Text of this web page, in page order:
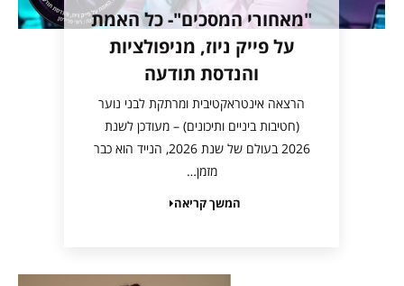
"מאחורי המסכים"- כל האמת
על פייק ניוז, מניפולציות
והנדסת תודעה
הרצאה אינטראקטיבית ומרתקת לבני נוער
(חטיבות ביניים ותיכונים) – מעודכן לשנת
2026 בעולם של שנת 2026, הנייד הוא כבר
מזמן…
המשך קריאה